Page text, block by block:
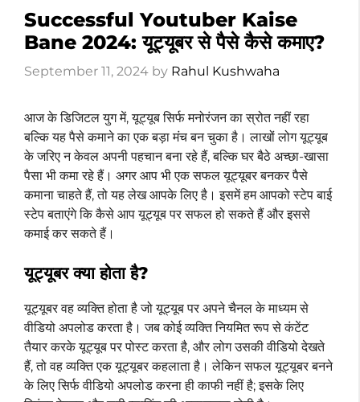
Successful Youtuber Kaise
Bane 2024: यूट्यूबर से पैसे कैसे कमाए?
September 11, 2024 by Rahul Kushwaha
आज के डिजिटल युग में, यूट्यूब सिर्फ मनोरंजन का स्रोत नहीं रहा
बल्कि यह पैसे कमाने का एक बड़ा मंच बन चुका है। लाखों लोग यूट्यूब
के जरिए न केवल अपनी पहचान बना रहे हैं, बल्कि घर बैठे अच्छा-खासा
पैसा भी कमा रहे हैं। अगर आप भी एक सफल यूट्यूबर बनकर पैसे
कमाना चाहते हैं, तो यह लेख आपके लिए है। इसमें हम आपको स्टेप बाई
स्टेप बताएंगे कि कैसे आप यूट्यूब पर सफल हो सकते हैं और इससे
कमाई कर सकते हैं।
यूट्यूबर क्या होता है?
यूट्यूबर वह व्यक्ति होता है जो यूट्यूब पर अपने चैनल के माध्यम से
वीडियो अपलोड करता है। जब कोई व्यक्ति नियमित रूप से कंटेंट
तैयार करके यूट्यूब पर पोस्ट करता है, और लोग उसकी वीडियो देखते
हैं, तो वह व्यक्ति एक यूट्यूबर कहलाता है। लेकिन सफल यूट्यूबर बनने
के लिए सिर्फ वीडियो अपलोड करना ही काफी नहीं है; इसके लिए